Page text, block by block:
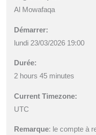
Al Mowafaqa
Démarrer:
lundi 23/03/2026 19:00
Durée:
2 hours 45 minutes
Current Timezone:
UTC
Remarque: le compte à